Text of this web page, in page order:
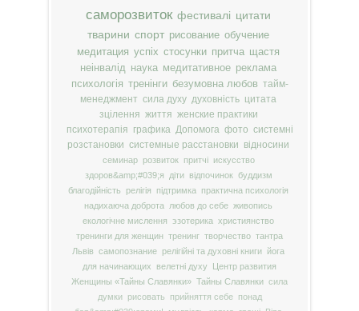
саморозвиток фестивалі цитати
тварини спорт рисование обучение
медитация успіх стосунки притча щастя
неінвалід наука медитативное реклама
психологія тренінги безумовна любов тайм-
менеджмент сила духу духовність цитата
зцілення життя женские практики
психотерапія графика Допомога фото системні
розстановки системные расстановки відносини
семинар розвиток притчі
искусство
здоров&amp;#039;я
діти відпочинок буддизм
благодійність
релігія підтримка
практична психологія
надихаюча доброта
любов до себе живопись
екологічне мислення
эзотерика християнство
тренинги для женщин тренинг творчество тантра
Львів самопознание релігійні та духовні книги йога
для начинающих
велетні духу
Центр развития
Женщины «Тайны Славянки» Тайны Славянки сила
думки
рисовать прийняття себе
понад